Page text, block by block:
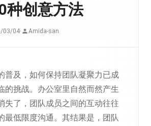
种创意方法
03/04· Amida-san
普及，如何保持团队凝聚力已成
的挑战。办公室里自然而然产生
失了，团队成员之间的互动往往
最低限度沟通。其结果是，团队